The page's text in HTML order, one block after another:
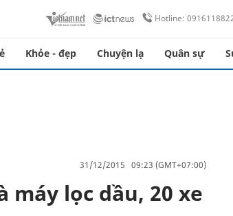
Hotline:
Khỏe - đẹp Chuyện lạ Quân sự
31/12/2015 09:23 (GMT+07:00)
máy lọc dầu, 20 xe